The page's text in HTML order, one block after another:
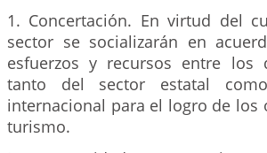
1. Concertación. En virtud del
sector se socializarán en
esfuerzos y recursos entre los
tanto del sector estatal
internacional para el logro de
turismo.